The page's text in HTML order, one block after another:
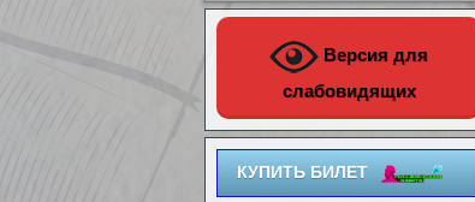
Версия для
слабовидящих
КУПИТЬ БИЛЕТ